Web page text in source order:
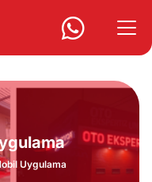
Uygulama